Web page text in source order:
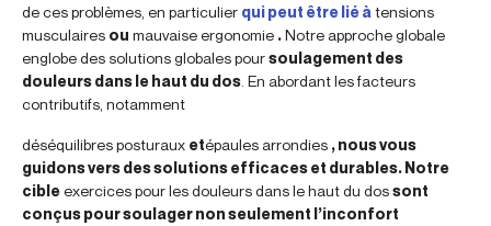
de ces problèmes, en particulier qui peut être lié à tensions
musculaires ou mauvaise ergonomie .Notre approche globale
englobe des solutions globales poursoulagement des
douleurs dans le haut du dos . En abordant les facteurs
contributifs, notamment
déséquilibres posturaux etépaules arrondies , nous vous
guidons vers des solutions efficaces et durables. Notre
cibleexercices pour les douleurs dans le haut du dossont
conçus pour soulager non seulement l’inconfort